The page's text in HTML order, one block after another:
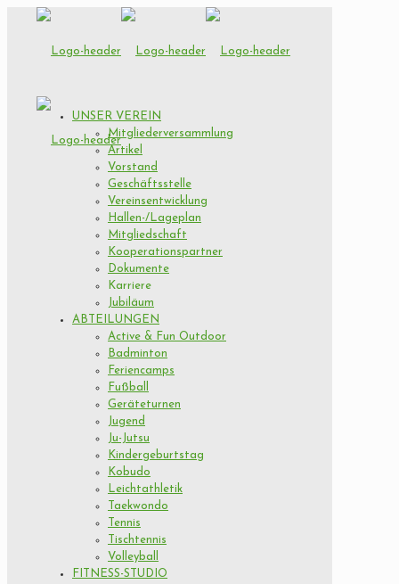
UNSER VEREIN
Mitgliederversammlung
Artikel
Vorstand
Geschäftsstelle
Vereinsentwicklung
Hallen-/Lageplan
Mitgliedschaft
Kooperationspartner
Dokumente
Karriere
Jubiläum
ABTEILUNGEN
Active & Fun Outdoor
Badminton
Feriencamps
Fußball
Geräteturnen
Jugend
Ju-Jutsu
Kindergeburtstag
Kobudo
Leichtathletik
Taekwondo
Tennis
Tischtennis
Volleyball
FITNESS-STUDIO